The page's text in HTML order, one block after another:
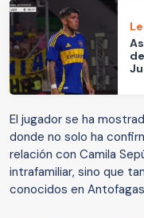
El jugador se ha
donde no solo ha
relación con Camila
intrafamiliar, sino que
conocidos en